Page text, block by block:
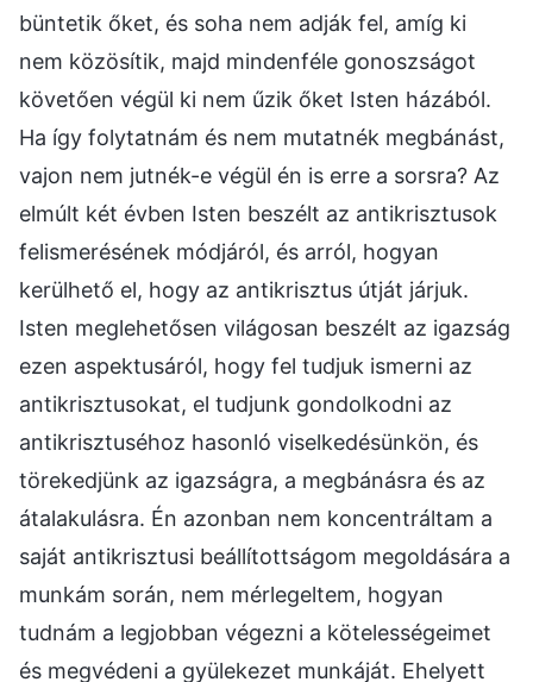
büntetik őket, és soha nem adják fel, amíg ki
nem közösítik, majd mindenféle gonoszságot
követően végül ki nem űzik őket Isten házából.
Ha így folytatnám és nem mutatnék megbánást,
vajon nem jutnék-e végül én is erre a sorsra? Az
elmúlt két évben Isten beszélt az antikrisztusok
felismerésének módjáról, és arról, hogyan
kerülhető el, hogy az antikrisztus útját járjuk.
Isten meglehetősen világosan beszélt az igazság
ezen aspektusáról, hogy fel tudjuk ismerni az
antikrisztusokat, el tudjunk gondolkodni az
antikrisztuséhoz hasonló viselkedésünkön, és
törekedjünk az igazságra, a megbánásra és az
átalakulásra. Én azonban nem koncentráltam a
saját antikrisztusi beállítottságom megoldására a
munkám során, nem mérlegeltem, hogyan
tudnám a legjobban végezni a kötelességeimet
és megvédeni a gyülekezet munkáját. Ehelyett